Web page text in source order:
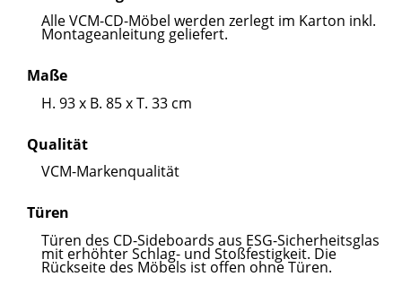
Alle VCM-CD-Möbel werden zerlegt im Karton inkl.
Montageanleitung geliefert.
Maße
H. 93 x B. 85 x T. 33 cm
Qualität
VCM-Markenqualität
Türen
Türen des CD-Sideboards aus ESG-Sicherheitsglas
mit erhöhter Schlag- und Stoßfestigkeit. Die
Rückseite des Möbels ist offen ohne Türen.